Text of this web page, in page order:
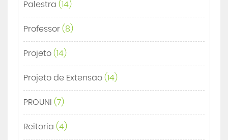
Palestra (14)
Professor (8)
Projeto (14)
Projeto de Extensão (14)
PROUNI (7)
Reitoria (4)